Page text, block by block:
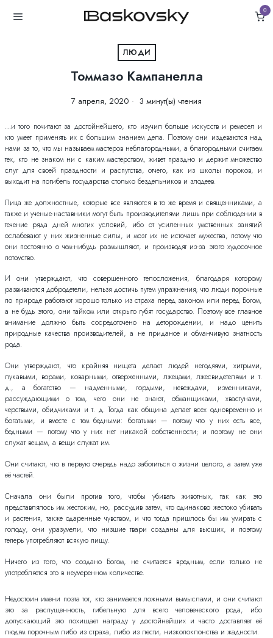
0
ЛЮДИ
Томмазо Кампанелла
7 апреля, 2020 3 минут(ы) чтения
…и того почитают за достойнейшего, кто изучил больше искусств и ремесел и
кто умеет применять их с большим знанием дела. Поэтому они издеваются над
нами за то, что мы называем мастеров неблагородными, а благородными считаем
тех, кто не знаком ни с каким мастерством, живет праздно и держит множество
слуг для своей праздности и распутства, отчего, как из школы пороков, и
выходит на погибель государства столько бездельников и злодеев.
Лица же должностные, которые все являются в то же время и священниками, а
также и ученые-наставники могут быть производителями лишь при соблюдении в
течение ряда дней многих условий, ибо от усиленных умственных занятий
ослабевают у них жизненные силы, и мозг их не источает мужества, потому что
они постоянно о чем-нибудь размышляют, и производят из-за этого худосочное
потомство.
И они утверждают, что совершенного телосложения, благодаря которому
развиваются добродетели, нельзя достичь путем упражнения; что люди порочные
по природе работают хорошо только из страха перед законом или перед Богом,
а не будь этого, они тайком или открыто губят государство. Поэтому все главное
внимание должно быть сосредоточено на деторождении, и надо ценить
природные качества производителей, а не приданое и обманчивую знатность
рода.
Они утверждают, что крайняя нищета делает людей негодяями, хитрыми,
лукавыми, ворами, коварными, отверженными, лжецами, лжесвидетелями и т.
д., а богатство — надменными, гордыми, невеждами, изменниками,
рассуждающими о том, чего они не знают, обманщиками, хвастунами,
черствыми, обидчиками и т. д. Тогда как община делает всех одновременно и
богатыми, и вместе с тем бедными: богатыми — потому что у них есть все,
бедными — потому что у них нет никакой собственности; и поэтому не они
служат вещам, а вещи служат им.
Они считают, что в первую очередь надо заботиться о жизни целого, а затем уже
её частей.
Сначала они были против того, чтобы убивать животных, так как это
представлялось им жестоким, но, рассудив затем, что одинаково жестоко убивать
и растения, также одаренные чувством, и что тогда пришлось бы им умирать с
голоду, они уразумели, что низшие твари созданы для высших, и поэтому
теперь употребляют всякую пищу.
Ничего из того, что создано Богом, не считается вредным, если только не
употребляется это в неумеренном количестве.
Недостоин имени поэта тот, кто занимается ложными вымыслами, и они считают
это за распущенность, гибельную для всего человеческого рода, ибо
допускающий это похищает награду у достойнейших и часто доставляет её
людям порочным либо из страха, либо из лести, низкопоклонства и жадности.